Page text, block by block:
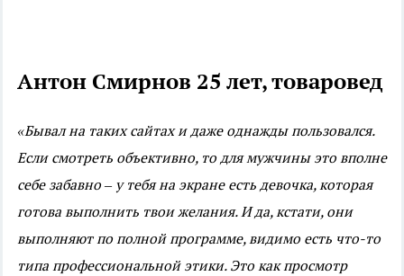
Антон Смирнов 25 лет, товаровед
«Бывал на таких сайтах и даже однажды пользовался.
Если смотреть объективно, то для мужчины это вполне
себе забавно – у тебя на экране есть девочка, которая
готова выполнить твои желания. И да, кстати, они
выполняют по полной программе, видимо есть что-то
типа профессиональной этики. Это как просмотр